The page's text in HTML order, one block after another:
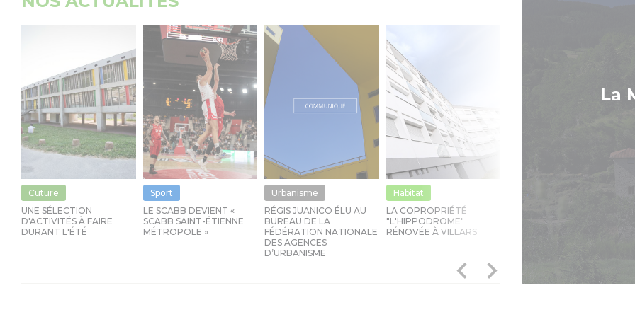
Cuture
UNE SÉLECTION
D'ACTIVITÉS À FAIRE
DURANT L'ÉTÉ
Sport
LE SCABB DEVIENT «
SCABB SAINT-ÉTIENNE
MÉTROPOLE »
Urbanisme
RÉGIS JUANICO ÉLU AU
BUREAU DE LA
FÉDÉRATION NATIONALE
DES AGENCES
D’URBANISME
Habitat
LA COPROPRIÉTÉ
"L'HIPPODROME"
RÉNOVÉE À VILLARS
Transport
La